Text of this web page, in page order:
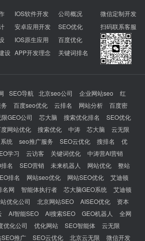
设
IOS软件开发
安卓应用开发
IOS原生应用
APP开发理念
公司概况
SEO优化
百度优化
关键词排名
微信定制开发
扫码联系客服
SEO导航 北京seo公司 企业网站seo
红
百度seo优化 云排名 网站分析
百度密
GEO公司 芯大脑 搜索优化排名
SEO优化
网站优化 搜索优化 中涛 芯大脑
云无限
统 seo推广服务 SEO云优化 搜排名
优
学习 云访客 关键词优化
中涛营AI营销
名 SEO营销 未来机器人 网站优化
整站
排名 网站seo优化 网站SEO优化
艾迪顿
名网 智能体执行者 芯大脑GEO系统
艾迪顿
优化公司 北京网站SEO AISEO优化
资本
AI智能SEO AI搜索SEO GEO机器人
全网
优化公司 优化网站 SEO智能体
云无限
推广 SEO云优化 北京云无限 微信开发